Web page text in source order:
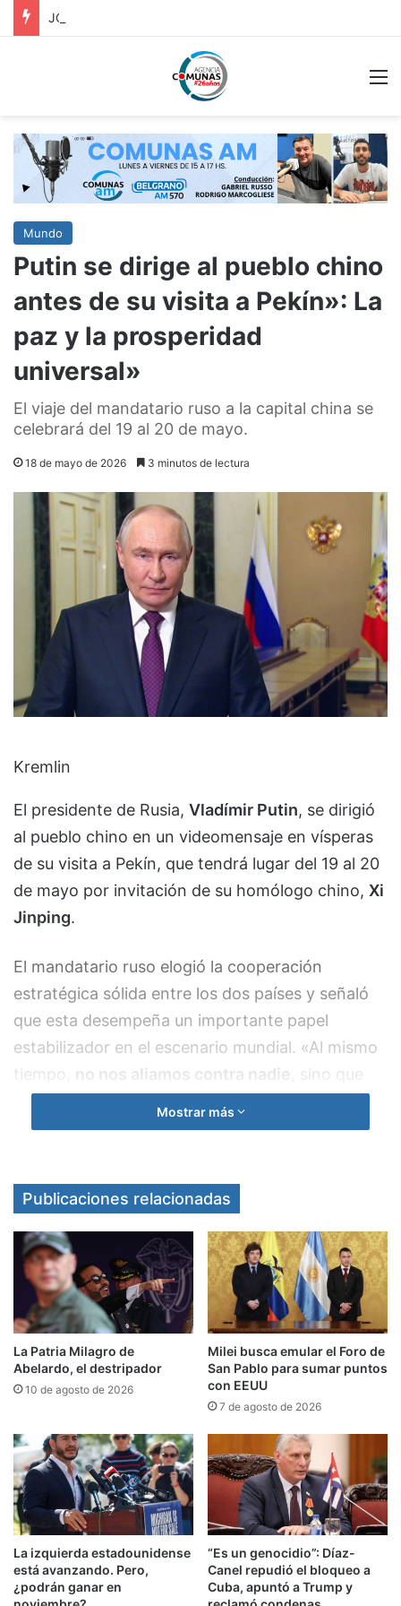
Mundo
Putin se dirige al pueblo chino
antes de su visita a Pekín»: La
paz y la prosperidad
universal»
El viaje del mandatario ruso a la capital china se
celebrará del 19 al 20 de mayo.
18 de mayo de 2026 3 minutos de lectura
Kremlin
El presidente de Rusia, Vladímir Putin, se dirigió
al pueblo chino en un videomensaje en vísperas
de su visita a Pekín, que tendrá lugar del 19 al 20
de mayo por invitación de su homólogo chino, Xi
Jinping.
El mandatario ruso elogió la cooperación
estratégica sólida entre los dos países y señaló
que esta desempeña un importante papel
estabilizador en el escenario mundial. «Al mismo
tiempo, no nos aliamos contra nadie , sino que
trabajamos en pro de la paz y la prosperidad
universal», indicó Putin.
Pekín siguen precisamente esta linea y actúan de
forma coordinada «en defensa del derecho
internacionaly de las disposiciones de la Carta
de las Naciones Unidas en toda su plenitud,
integralidad e interrelación».
Afirmó también que ambos Estados apoyan la
interacción activa en el marco de la ONU, la
Organización de Cooperación de Shanghái, los
y otras estructuras multilaterales,
«contribuyendo de manera significativa a la
resolución de los problemas acuciantes, tanto
mundiales como regionales».
Mostrar más
Publicaciones relacionadas
La Patria Milagro de
Abelardo, el destripador
10 de agosto de 2026
Milei busca emular el Foro de
San Pablo para sumar puntos
con EEUU
7 de agosto de 2026
La izquierda estadounidense
está avanzando. Pero,
¿podrán ganar en
“Es un genocidio”: Díaz-
Canel repudió el bloqueo a
Cuba, apuntó a Trump y